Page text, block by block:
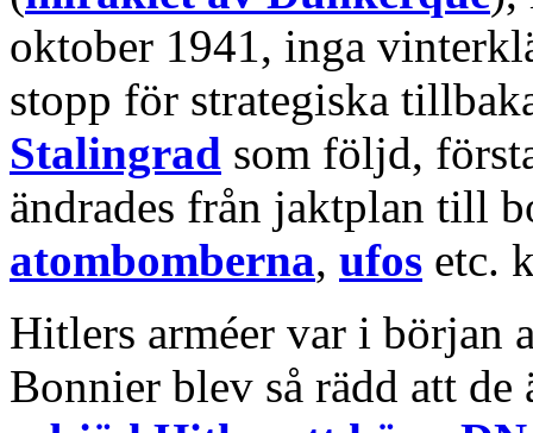
oktober 1941, inga
stopp för strategiska
Stalingrad som följd,
ändrades från jaktplan till
atombomberna, ufos etc.
Hitlers arméer var i början
Bonnier blev så rädd att